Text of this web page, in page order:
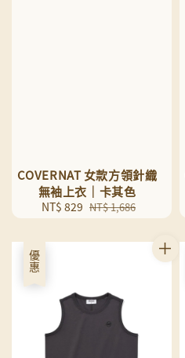
COVERNAT 女款方領針織
無袖上衣｜卡其色
Sale
price
NT$ 829 Regular
price
NT$ 1,686
優惠